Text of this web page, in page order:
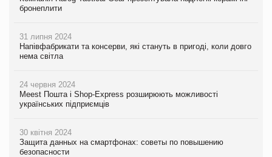
бронеплити
31 липня 2024
Напівфабрикати та консерви, які стануть в пригоді, коли довго
нема світла
24 червня 2024
Meest Пошта і Shop-Express розширюють можливості
українських підприємців
30 квітня 2024
Защита данных на смартфонах: советы по повышению
безопасности